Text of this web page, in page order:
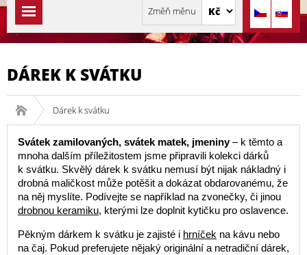
DÁREK K SVÁTKU
Dárek k svátku
Svátek zamilovaných, svátek matek, jmeniny– k těmto a
mnoha dalším příležitostem jsme připravili kolekci dárků
k svátku. Skvělý dárek k svátku nemusí být nijak nákladný i
drobná maličkost může potěšit a dokázat obdarovanému, že
na něj myslíte. Podívejte se například na zvonečky, či jinou
drobnou keramiku, kterými lze doplnit kytičku pro oslavence.
Pěkným dárkem k svátku je zajisté i hrníček na kávu nebo
na čaj. Pokud preferujete nějaký originální a netradiční dárek,